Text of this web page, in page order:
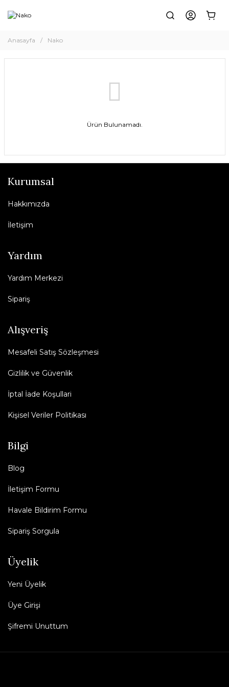
Anasayfa Nako
Ürün Bulunamadı.
Kurumsal
Hakkımızda
İletişim
Yardım
Yardım Merkezi
Sipariş
Alışveriş
Mesafeli Satış Sözleşmesi
Gizlilik ve Güvenlik
İptal İade Koşullari
Kişisel Veriler Politikası
Bilgi
Blog
İletişim Formu
Havale Bildirim Formu
Sipariş Sorgula
Üyelik
Yeni Üyelik
Üye Girişi
Şifremi Unuttum